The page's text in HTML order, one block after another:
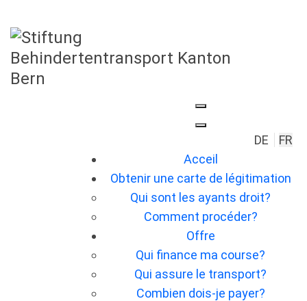
DE
FR
Acceil
Obtenir une carte de légitimation
Qui sont les ayants droit?
Comment procéder?
Offre
Qui finance ma course?
Qui assure le transport?
Combien dois-je payer?